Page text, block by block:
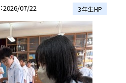
2026/07/22 ３年生HP